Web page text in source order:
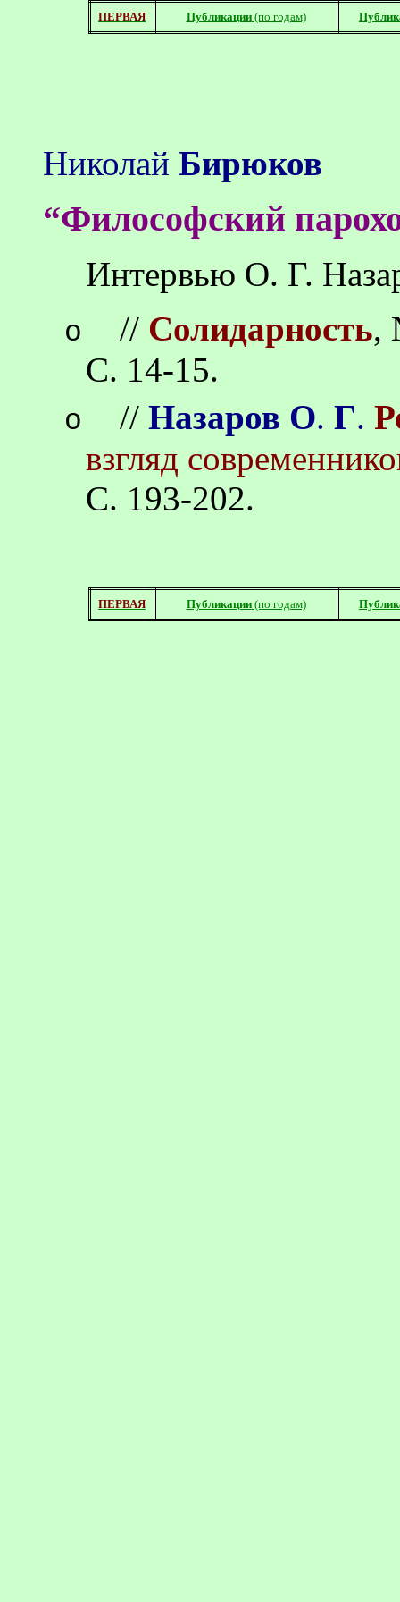
ПЕРВАЯ Публикации(по годам)
Николай Бирюков
“Философский
Интервью О. Г.
o // Солидарность,
С. 14-15.
o // Назаров О. Г.
взгляд
С. 193-202.
ПЕРВАЯ Публикации(по годам)